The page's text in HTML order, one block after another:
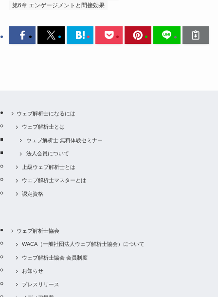
第6章 エンゲージメントと間接効果
ウェブ解析士になるには
ウェブ解析士とは
ウェブ解析士 無料体験セミナー
法人会員について
上級ウェブ解析士とは
ウェブ解析士マスターとは
認定資格
ウェブ解析士協会
WACA（一般社団法人ウェブ解析士協会）について
ウェブ解析士協会 会員制度
お知らせ
プレスリリース